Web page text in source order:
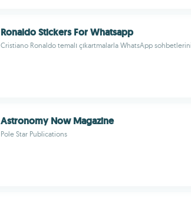
Ronaldo Stickers For Whatsapp
Cristiano Ronaldo temalı çıkartmalarla WhatsApp
Astronomy Now Magazine
Pole Star Publications